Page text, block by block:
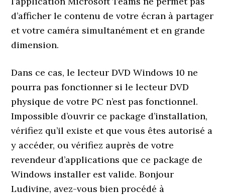
d’afficher le contenu de votre écran à partager
et votre caméra simultanément et en grande
dimension.
Dans ce cas, le lecteur DVD Windows 10 ne
pourra pas fonctionner si le lecteur DVD
physique de votre PC n’est pas fonctionnel.
Impossible d’ouvrir ce package d’installation,
vérifiez qu’il existe et que vous êtes autorisé a
y accéder, ou vérifiez auprès de votre
revendeur d’applications que ce package de
Windows installer est valide. Bonjour
Ludivine, avez-vous bien procédé à